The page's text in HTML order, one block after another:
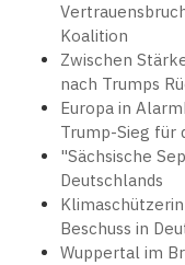
Koalition
Zwischen
nach Trumps
Europa in
Trump-Sieg für
"Sächsische
Deutschlands
Beschuss in
Wuppertal im